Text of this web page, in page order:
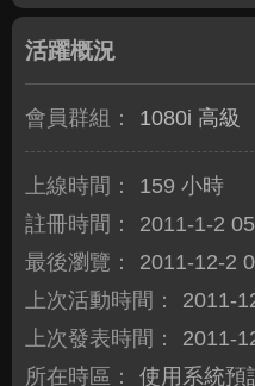
活躍概況
會員群組： 1080i 高級
上線時間：
159 小時
註冊時間：
2011-1-2
最後瀏覽：
2011-12-2
上次活動時間：
2011-
上次發表時間：
2011-
所在時區：
使用系統預